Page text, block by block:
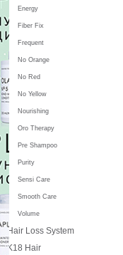
Energy
Fiber Fix
Frequent
No Orange
No Red
No Yellow
Nourishing
Oro Therapy
Pre Shampoo
Purity
Sensi Care
Smooth Care
Volume
Hair Loss System
K18 Hair